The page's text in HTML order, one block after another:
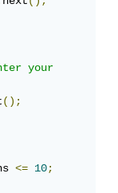
your
();
<= 10;